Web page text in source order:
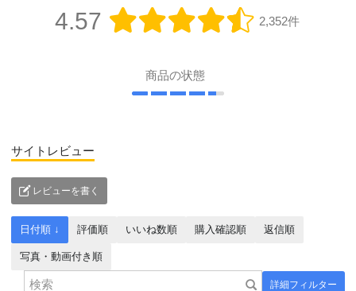
4.57 2,352件
商品の状態
サイトレビュー
レビューを書く
詳細フィルター
日付順 ↓ 評価順 いいね数順 購入確認順 返信順
写真・動画付き順